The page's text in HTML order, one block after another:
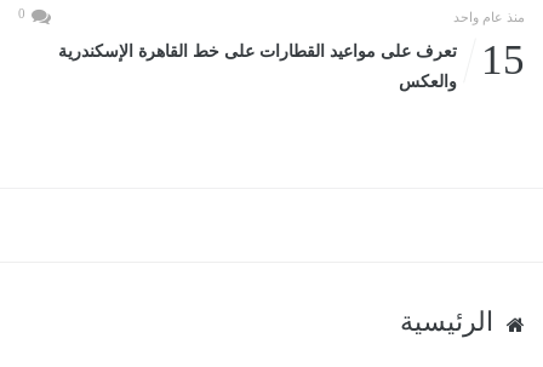
منذ عام واحد 0
15
تعرف على مواعيد القطارات على خط القاهرة الإسكندرية
والعكس
الرئيسية